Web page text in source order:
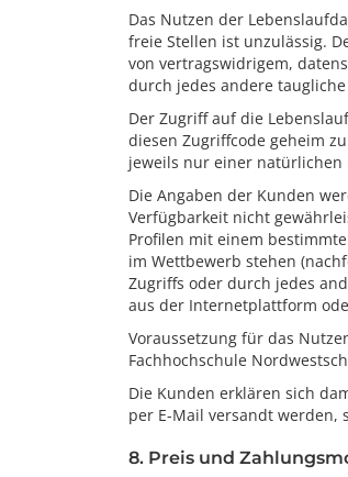
Das Nutzen der
freie Stellen ist unzulässig.
von vertragswidrigem,
durch jedes andere
Der Zugriff auf die
diesen Zugriffcode geheim
jeweils nur einer natürlichen
Die Angaben der Kunden
Verfügbarkeit nicht
Profilen mit einem
im Wettbewerb stehen
Zugriffs oder durch jedes
aus der Internetplattform
Voraussetzung für das
Fachhochschule
Die Kunden erklären sich
per E-Mail versandt werden,
8. Preis und